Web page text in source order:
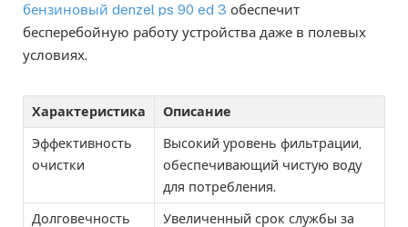
бензиновый denzel ps 90 ed 3 обеспечит
бесперебойную работу устройства даже в полевых
условиях.
Характеристика Описание
Эффективность
очистки
Высокий уровень фильтрации,
обеспечивающий чистую воду
для потребления.
Долговечность
Увеличенный срок службы за